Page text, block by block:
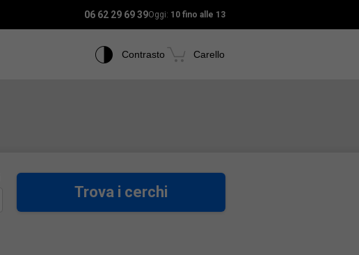
06 62 29 69 39Oggi: 10 fino alle 13
Contrasto Carello
Trova i cerchi